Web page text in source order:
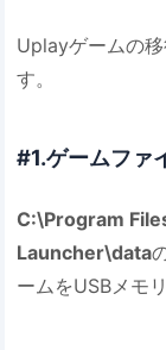
Uplayゲームの
す。
#1.ゲームファ
C:\Program
Launcher\data
ームをUSBメモ